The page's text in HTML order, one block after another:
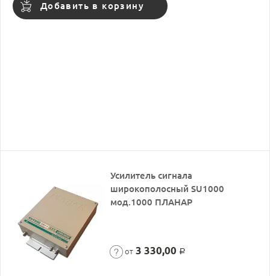
Добавить в корзину
Усилитель сигнала
широкополосный SU1000
мод.1000 ПЛАНАР
от 3 330,00 Р